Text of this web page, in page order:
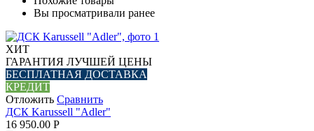
Вы просматривали ранее
ХИТ
ГАРАНТИЯ ЛУЧШЕЙ ЦЕНЫ
БЕСПЛАТНАЯ ДОСТАВКА
КРЕДИТ
Отложить Сравнить
ДСК Karussell "Adler"
16 950.00 Р